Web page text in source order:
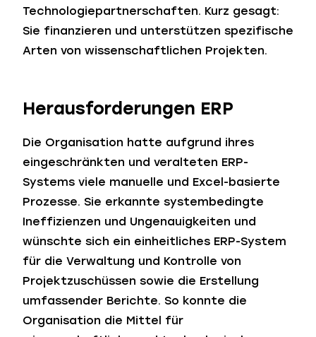
Technologiepartnerschaften. Kurz gesagt:
Sie finanzieren und unterstützen spezifische
Arten von wissenschaftlichen Projekten.
Herausforderungen ERP
Die Organisation hatte aufgrund ihres
eingeschränkten und veralteten ERP-
Systems viele manuelle und Excel-basierte
Prozesse. Sie erkannte systembedingte
Ineffizienzen und Ungenauigkeiten und
wünschte sich ein einheitliches ERP-System
für die Verwaltung und Kontrolle von
Projektzuschüssen sowie die Erstellung
umfassender Berichte. So konnte die
Organisation die Mittel für